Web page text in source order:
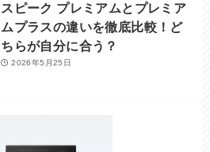
スピーク プレミアムとプレミア
ムプラスの違いを徹底比較！ど
ちらが自分に合う？
2026年5月25日